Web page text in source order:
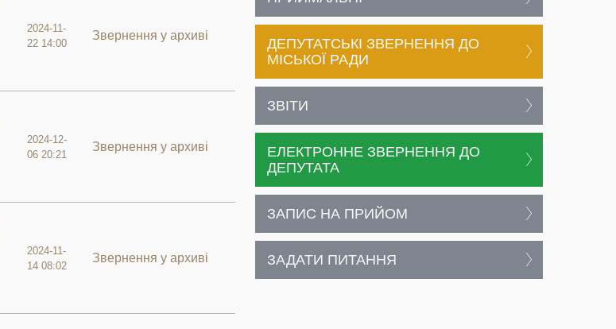
2024-11-
22 14:00
Звернення у архиві
2024-12-
06 20:21
Звернення у архиві
2024-11-
14 08:02
Звернення у архиві
ДЕПУТАТСЬКІ ЗВЕРНЕННЯ ДО
МІСЬКОЇ РАДИ
ЗВІТИ
ЕЛЕКТРОННЕ ЗВЕРНЕННЯ ДО
ДЕПУТАТА
ЗАПИС НА ПРИЙОМ
ЗАДАТИ ПИТАННЯ